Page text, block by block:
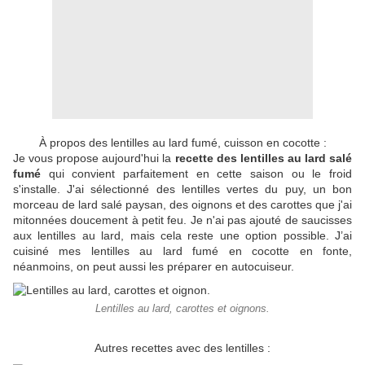
À propos des lentilles au lard fumé, cuisson en cocotte :
Je vous propose aujourd'hui la recette des lentilles au lard salé
fumé qui convient parfaitement en cette saison ou le froid
s'installe. J'ai sélectionné des lentilles vertes du puy, un bon
morceau de lard salé paysan, des oignons et des carottes que j'ai
mitonnées doucement à petit feu. Je n'ai pas ajouté de saucisses
aux lentilles au lard, mais cela reste une option possible. J’ai
cuisiné mes lentilles au lard fumé en cocotte en fonte,
néanmoins, on peut aussi les préparer en autocuiseur.
Lentilles au lard, carottes et oignons.
Autres recettes avec des lentilles :